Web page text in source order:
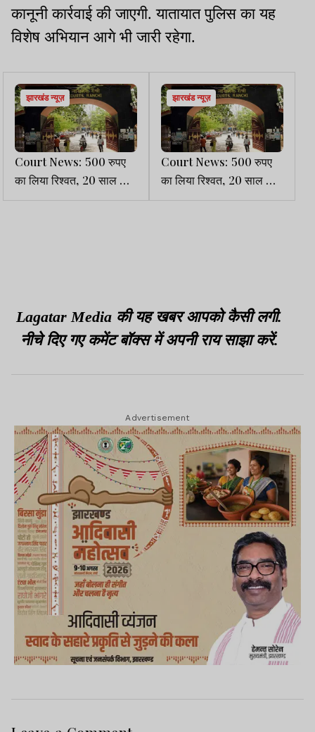
कानूनी कार्रवाई की जाएगी. यातायात पुलिस का यह
विशेष अभियान आगे भी जारी रहेगा.
झारखंड न्यूज़
Court News: 500 रुपए
का लिया रिश्वत, 20 साल बाद
मिली एक साल की सजा
झारखंड न्यूज़
Court News: 500 रुपए
का लिया रिश्वत, 20 साल बाद
मिली एक साल की सजा
Lagatar Media की यह खबर आपको कैसी लगी.
नीचे दिए गए कमेंट बॉक्स में अपनी राय साझा करें.
Advertisement